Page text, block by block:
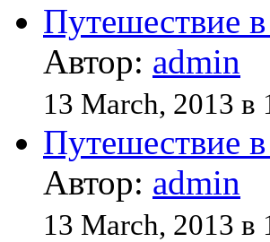
Путешествие
Автор: admin
13 March, 2013 в
Путешествие
Автор: admin
13 March, 2013 в